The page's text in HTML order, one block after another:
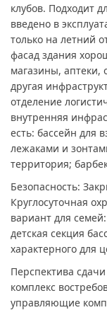
клубов. Подходит
введено в
только на летний
фасад здания
магазины, аптеки,
другая
отделение
внутренняя
есть: бассейн для
лежаками и
территория;
Безопасность:
Круглосуточная
вариант для
детская секция
характерного для
Перспектива
комплекс
управляющие